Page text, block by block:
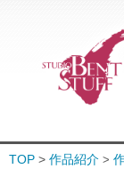
TOP > 作品紹介 >